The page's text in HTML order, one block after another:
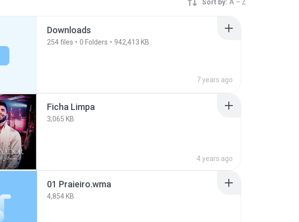
Sort by: A – Z
Downloads
254files 0 Folders 942,413 KB
7 years ago
Ficha Limpa
3,065 KB
4 years ago
01 Praieiro.wma
4,854 KB